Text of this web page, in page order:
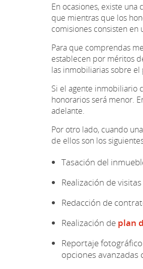
En ocasiones, existe
que mientras que los
comisiones consisten
Para que comprendas
establecen por méritos
las inmobiliarias sobre
Si el agente inmobiliario
honorarios será menor.
adelante.
Por otro lado, cuando
de ellos son los
Tasación del
Realización de
Redacción de
Realización de plan
Reportaje
opciones avanzadas